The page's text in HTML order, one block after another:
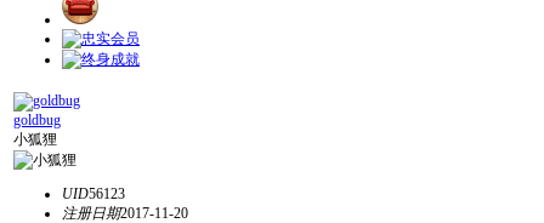
goldbug
小狐狸
UID56123
注册日期2017-11-20